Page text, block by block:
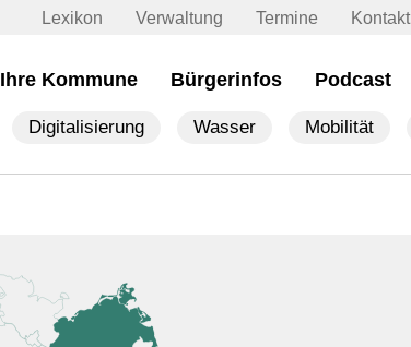
Lexikon Verwaltung Termine Kontakt
Ihre Kommune Bürgerinfos Podcast
Digitalisierung Wasser Mobilität